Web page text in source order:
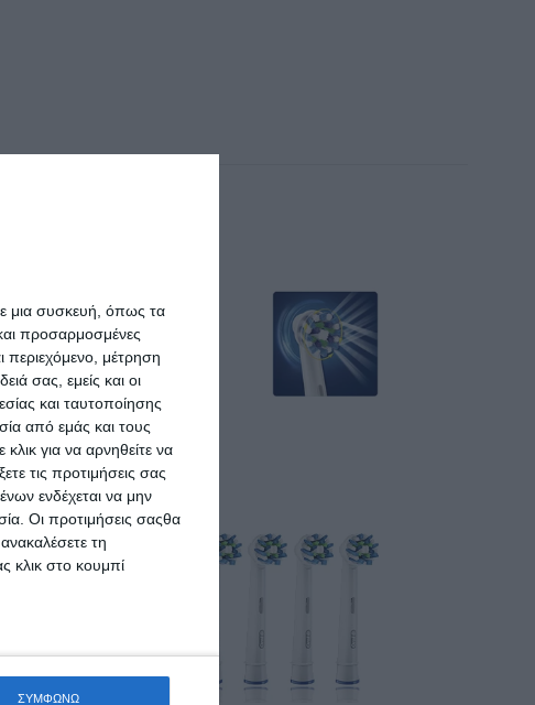
μια συσκευή, όπως τα
προσαρμοσμένες
περιεχόμενο, μέτρηση
σας, εμείς και οι
και ταυτοποίησης
από εμάς και τους
για να αρνηθείτε να
τις προτιμήσεις σας
ενδέχεται να μην
Οι προτιμήσεις σαςθα
τη
κλικ στο κουμπί
ΣΥΜΦΩΝΩ